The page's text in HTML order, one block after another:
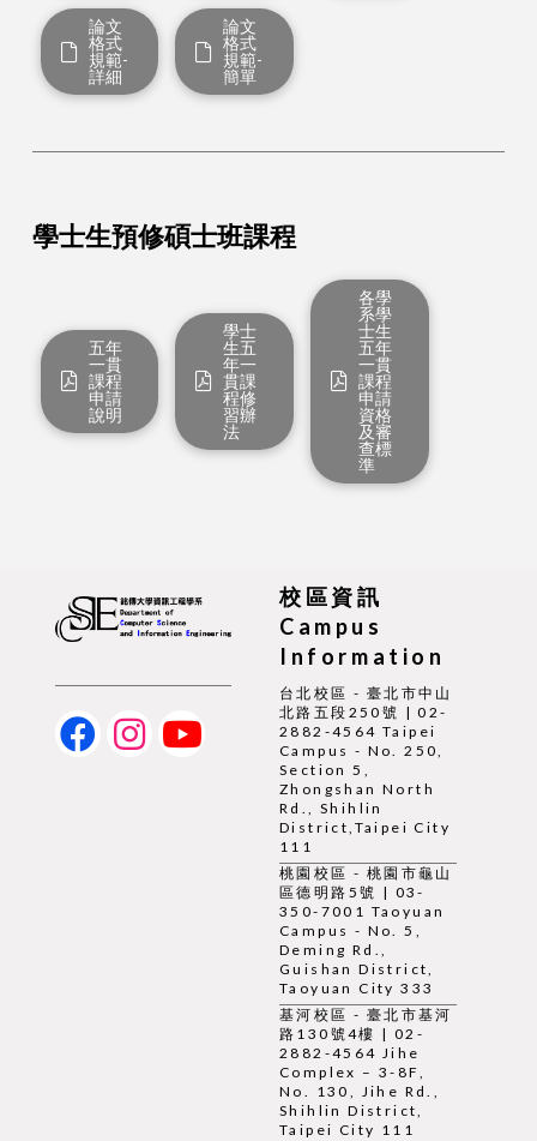
論文
格式
規範-
詳細
論文
格式
規範-
簡單
學士生預修碩士班課程
五年
一貫
課程
申請
說明
學士
生五
年一
貫課
程修
習辦
法
各學
系學
士生
五年
一貫
課程
申請
資格
及審
查標
準
校區資訊
Campus
Information
台北校區 - 臺北市中山
北路五段250號 | 02-
2882-4564 Taipei
Campus - No. 250,
Section 5,
Zhongshan North
Rd., Shihlin
District,Taipei City
111
桃園校區 - 桃園市龜山
區德明路5號 | 03-
350-7001 Taoyuan
Campus - No. 5,
Deming Rd.,
Guishan District,
Taoyuan City 333
基河校區 - 臺北市基河
路130號4樓 | 02-
2882-4564 Jihe
Complex – 3-8F,
No. 130, Jihe Rd.,
Shihlin District,
Taipei City 111